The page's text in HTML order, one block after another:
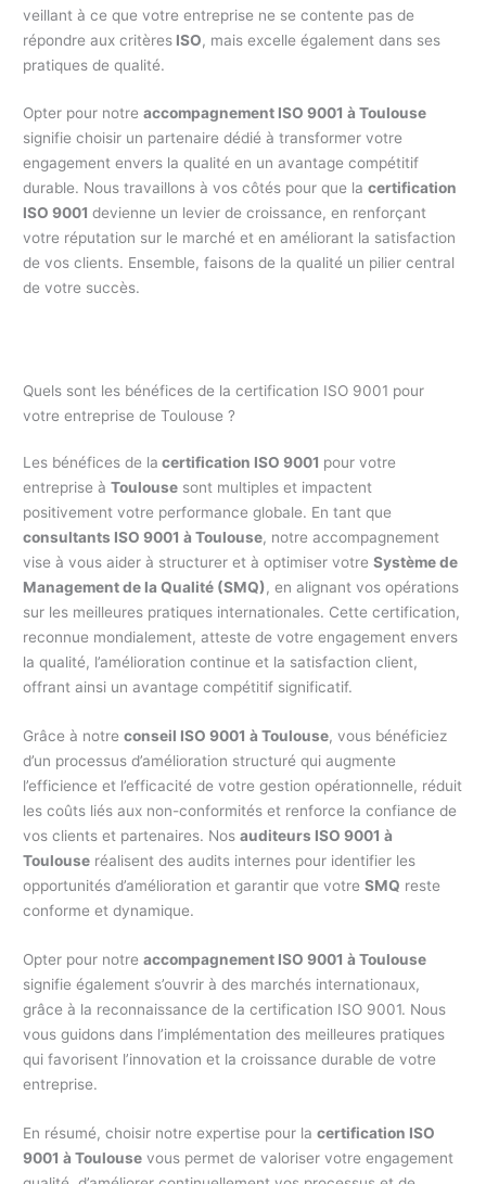
veillant à ce que votre entreprise ne se contente pas de
répondre aux critères ISO, mais excelle également dans ses
pratiques de qualité.
Opter pour notreaccompagnement ISO 9001 à Toulouse
signifie choisir un partenaire dédié à transformer votre
engagement envers la qualité en un avantage compétitif
durable. Nous travaillons à vos côtés pour que lacertification
ISO 9001devienne un levier de croissance, en renforçant
votre réputation sur le marché et en améliorant la satisfaction
de vos clients. Ensemble, faisons de la qualité un pilier central
de votre succès.
Quels sont les bénéfices de la certification ISO 9001 pour
votre entreprise de Toulouse ?
Les bénéfices de la certification ISO 9001 pour votre
entreprise àToulouse sont multiples et impactent
positivement votre performance globale. En tant que
consultants ISO 9001 à Toulouse, notre accompagnement
vise à vous aider à structurer et à optimiser votreSystème de
Management de la Qualité (SMQ), en alignant vos opérations
sur les meilleures pratiques internationales. Cette certification,
reconnue mondialement, atteste de votre engagement envers
la qualité, l’amélioration continue et la satisfaction client,
offrant ainsi un avantage compétitif significatif.
Grâce à notreconseil ISO 9001 à Toulouse, vous bénéficiez
d’un processus d’amélioration structuré qui augmente
l’efficience et l’efficacité de votre gestion opérationnelle, réduit
les coûts liés aux non-conformités et renforce la confiance de
vos clients et partenaires. Nosauditeurs ISO 9001 à
Toulouse réalisent des audits internes pour identifier les
opportunités d’amélioration et garantir que votreSMQ reste
conforme et dynamique.
Opter pour notreaccompagnement ISO 9001 à Toulouse
signifie également s’ouvrir à des marchés internationaux,
grâce à la reconnaissance de la certification ISO 9001. Nous
vous guidons dans l’implémentation des meilleures pratiques
qui favorisent l’innovation et la croissance durable de votre
entreprise.
En résumé, choisir notre expertise pour lacertification ISO
9001 à Toulouse vous permet de valoriser votre engagement